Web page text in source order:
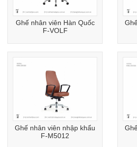
Ghế nhân viên Hàn Quốc
F-VOLF
Ghế nhân viên nhập khẩu
F-M5012